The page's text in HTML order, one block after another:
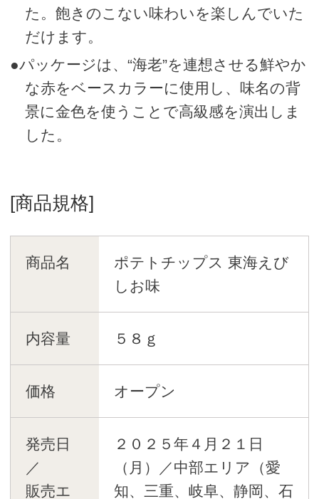
た。飽きのこない味わいを楽しんでいた
だけます。
●パッケージは、“海老”を連想させる鮮やか
な赤をベースカラーに使用し、味名の背
景に金色を使うことで高級感を演出しま
した。
[商品規格]
商品名
ポテトチップス 東海えび
しお味
内容量 ５８ｇ
価格 オープン
発売日
／
販売エ
２０２５年４月２１日
（月）／中部エリア（愛
知、三重、岐阜、静岡、石